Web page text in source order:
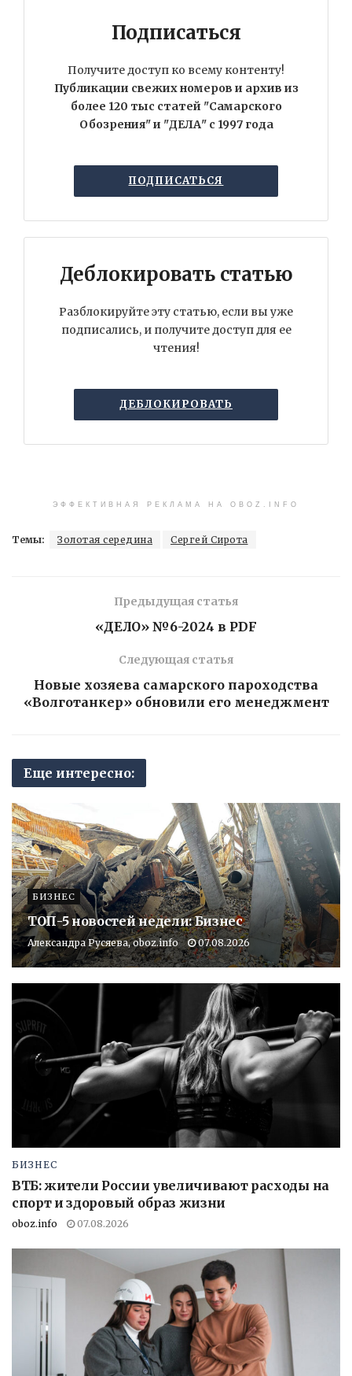
Подписаться
Получите доступ ко всему контенту!
Публикации свежих номеров и архив из
более 120 тыс статей "Самарского
Обозрения" и "ДЕЛА" с 1997 года
ПОДПИСАТЬСЯ
Деблокировать статью
Разблокируйте эту статью, если вы уже
подписались, и получите доступ для ее
чтения!
ДЕБЛОКИРОВАТЬ
ЭФФЕКТИВНАЯ РЕКЛАМА НА OBOZ.INFO
Темы: Золотая середина Сергей Сирота
Предыдущая статья
«ДЕЛО» №6-2024 в PDF
Следующая статья
Новые хозяева самарского пароходства
«Волготанкер» обновили его менеджмент
Еще интересно:
БИЗНЕС
ТОП-5 новостей недели: Бизнес
Александра Русяева, oboz.info 07.08.2026
БИЗНЕС
ВТБ: жители России увеличивают расходы на
спорт и здоровый образ жизни
oboz.info 07.08.2026